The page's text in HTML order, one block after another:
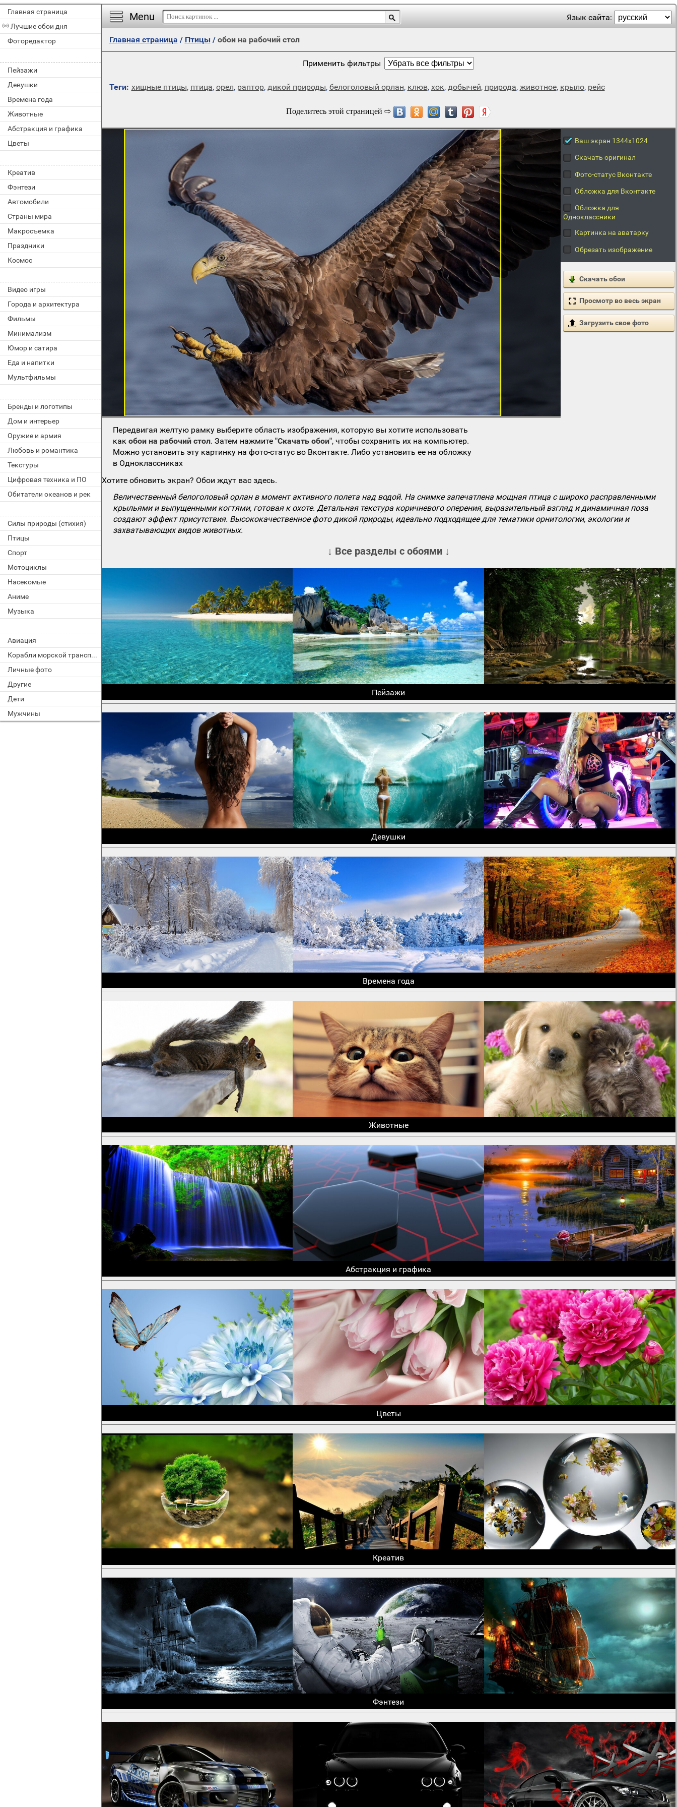
Главная страница
Лучшие обои дня
Фоторедактор
Пейзажи
Девушки
Времена года
Животные
Абстракция и графика
Цветы
Креатив
Фэнтези
Автомобили
Страны мира
Макросъемка
Праздники
Космос
Видео игры
Города и архитектура
Фильмы
Минимализм
Юмор и сатира
Еда и напитки
Мультфильмы
Бренды и логотипы
Дом и интерьер
Оружие и армия
Любовь и романтика
Текстуры
Цифровая техника и ПО
Обитатели океанов и рек
Силы природы (стихия)
Птицы
Спорт
Мотоциклы
Насекомые
Аниме
Музыка
Авиация
Корабли морской транспорт
Личные фото
Другие
Дети
Мужчины
Menu Язык сайта:
Главная страница / Птицы/ обои на рабочий стол
Применить фильтры
Теги: хищные птицы, птица, орел, раптор, дикой природы, белоголовый орлан, клюв, хок, добычей, природа, животное, крыло, рейс
Ваш экран 1344x1024
Скачать оригинал
Фото-статус Вконтакте
Обложка для Вконтакте
Обложка для
Одноклассники
Картинка на аватарку
Обрезать изображение
Скачать обои
Просмотр во весь экран
Загрузить свое фото
Передвигая желтую рамку выберите область изображения, которую вы хотите использовать
какобои на рабочий стол. Затем нажмите"Скачать обои", чтобы сохранить их на компьютер.
Можно установить эту картинку на фото-статус во Вконтакте. Либо установить ее на обложку
в Одноклассниках
Хотите обновить экран? Обои ждут вас здесь.
Величественный белоголовый орлан в момент активного полета над водой. На снимке запечатлена мощная птица с широко расправленными
крыльями и выпущенными когтями, готовая к охоте. Детальная текстура коричневого оперения, выразительный взгляд и динамичная поза
создают эффект присутствия. Высококачественное фото дикой природы, идеально подходящее для тематики орнитологии, экологии и
захватывающих видов животных.
↓ Все разделы с обоями ↓
Пейзажи
Девушки
Времена года
Животные
Абстракция и графика
Цветы
Креатив
Фэнтези